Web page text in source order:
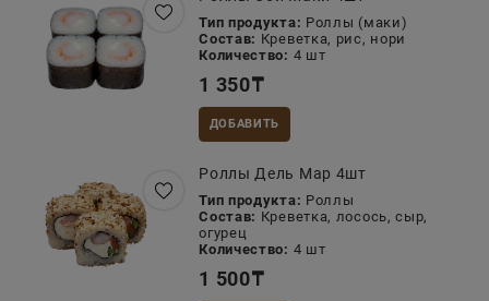
Тип продукта: Роллы (маки)
Состав: Креветка, рис, нори
Количество: 4 шт
1 350₸
ДОБАВИТЬ
Роллы Дель Мар 4шт
Тип продукта: Роллы
Состав: Креветка, лосось, сыр,
огурец
Количество: 4 шт
1 500₸